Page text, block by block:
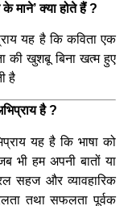
माने’ क्या होते हैं ?
यह है कि कविता एक
की खुशबू बिना खत्म हुए
है
है ?
यह है कि भाषा को
हम अपनी बातों या
सहज और व्यावहारिक
तथा सफलता पूर्वक